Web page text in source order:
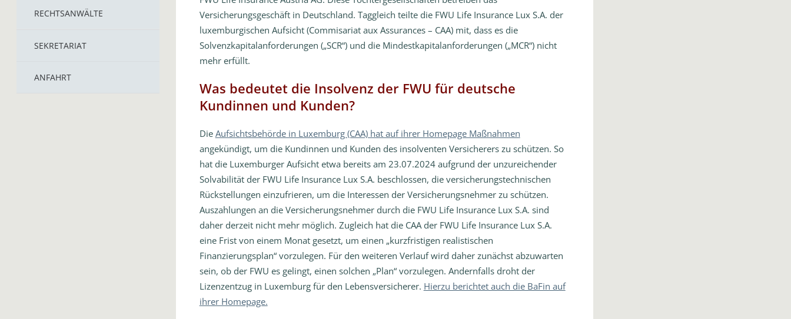
RECHTSANWÄLTE
SEKRETARIAT
ANFAHRT
Versicherungsgeschäft in Deutschland. Taggleich teilte die FWU Life Insurance Lux S.A. der
luxemburgischen Aufsicht (Commisariat aux Assurances – CAA) mit, dass es die
Solvenzkapitalanforderungen („SCR“) und die Mindestkapitalanforderungen („MCR“) nicht
mehr erfüllt.
Was bedeutet die Insolvenz der FWU für deutsche
Kundinnen und Kunden?
Die Aufsichtsbehörde in Luxemburg (CAA) hat auf ihrer Homepage Maßnahmen
angekündigt, um die Kundinnen und Kunden des insolventen Versicherers zu schützen. So
hat die Luxemburger Aufsicht etwa bereits am 23.07.2024 aufgrund der unzureichender
Solvabilität der FWU Life Insurance Lux S.A. beschlossen, die versicherungstechnischen
Rückstellungen einzufrieren, um die Interessen der Versicherungsnehmer zu schützen.
Auszahlungen an die Versicherungsnehmer durch die FWU Life Insurance Lux S.A. sind
daher derzeit nicht mehr möglich. Zugleich hat die CAA der FWU Life Insurance Lux S.A.
eine Frist von einem Monat gesetzt, um einen „kurzfristigen realistischen
Finanzierungsplan“ vorzulegen. Für den weiteren Verlauf wird daher zunächst abzuwarten
sein, ob der FWU es gelingt, einen solchen „Plan“ vorzulegen. Andernfalls droht der
Lizenzentzug in Luxemburg für den Lebensversicherer. Hierzu berichtet auch die BaFin auf
ihrer Homepage.